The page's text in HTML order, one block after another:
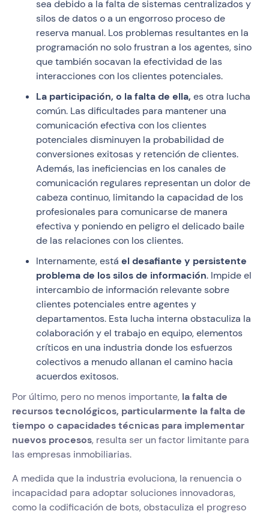
sea debido a la falta de sistemas centralizados y
silos de datos o a un engorroso proceso de
reserva manual. Los problemas resultantes en la
programación no solo frustran a los agentes, sino
que también socavan la efectividad de las
interacciones con los clientes potenciales.
La participación, o la falta de ella, es otra lucha
común. Las dificultades para mantener una
comunicación efectiva con los clientes
potenciales disminuyen la probabilidad de
conversiones exitosas y retención de clientes.
Además, las ineficiencias en los canales de
comunicación regulares representan un dolor de
cabeza continuo, limitando la capacidad de los
profesionales para comunicarse de manera
efectiva y poniendo en peligro el delicado baile
de las relaciones con los clientes.
Internamente, está el desafiante y persistente
problema de los silos de información. Impide el
intercambio de información relevante sobre
clientes potenciales entre agentes y
departamentos. Esta lucha interna obstaculiza la
colaboración y el trabajo en equipo, elementos
críticos en una industria donde los esfuerzos
colectivos a menudo allanan el camino hacia
acuerdos exitosos.
Por último, pero no menos importante, la falta de
recursos tecnológicos, particularmente la falta de
tiempo o capacidades técnicas para implementar
nuevos procesos, resulta ser un factor limitante para
las empresas inmobiliarias.
A medida que la industria evoluciona, la renuencia o
incapacidad para adoptar soluciones innovadoras,
como la codificación de bots, obstaculiza el progreso